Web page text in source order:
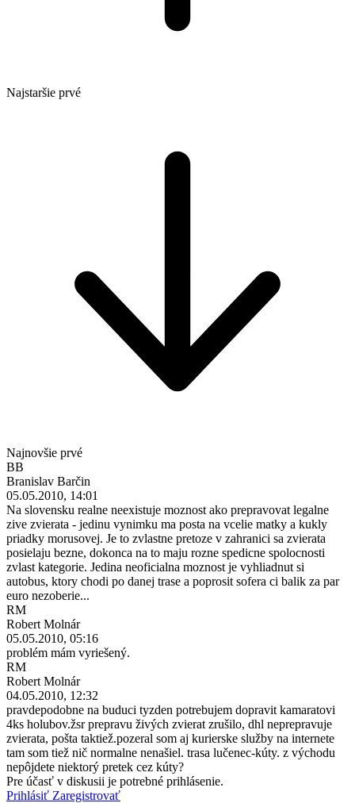
Najstaršie prvé
Najnovšie prvé
BB
Branislav Barčin
05.05.2010, 14:01
Na slovensku realne neexistuje moznost ako prepravovat legalne
zive zvierata - jedinu vynimku ma posta na vcelie matky a kukly
priadky morusovej. Je to zvlastne pretoze v zahranici sa zvierata
posielaju bezne, dokonca na to maju rozne spedicne spolocnosti
zvlast kategorie. Jedina neoficialna moznost je vyhliadnut si
autobus, ktory chodi po danej trase a poprosit sofera ci balik za par
euro nezoberie...
RM
Robert Molnár
05.05.2010, 05:16
problém mám vyriešený.
RM
Robert Molnár
04.05.2010, 12:32
pravdepodobne na buduci tyzden potrebujem dopravit kamaratovi
4ks holubov.žsr prepravu živých zvierat zrušilo, dhl neprepravuje
zvierata, pošta taktiež.pozeral som aj kurierske služby na internete
tam som tiež nič normalne nenašiel. trasa lučenec-kúty. z východu
nepôjdete niektorý pretek cez kúty?
Pre účasť v diskusii je potrebné prihlásenie.
Prihlásiť Zaregistrovať